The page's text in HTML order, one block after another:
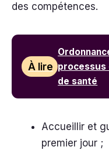
des compétences.
À lire processus
de santé
Accueillir et
premier jour ;